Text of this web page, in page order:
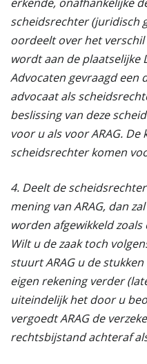
scheidsrechter (juridisch
oordeelt over het
wordt aan de plaatselijke
Advocaten gevraagd een
advocaat als
beslissing van deze
voor u als voor ARAG. De
scheidsrechter komen
4. Deelt de
mening van ARAG, dan
worden afgewikkeld
Wilt u de zaak toch
stuurt ARAG u de
eigen rekening verder
uiteindelijk het door u
vergoedt ARAG de
rechtsbijstand achteraf